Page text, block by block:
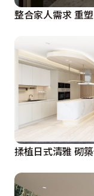
整合家人需求 重
揉植日式清雅 砌